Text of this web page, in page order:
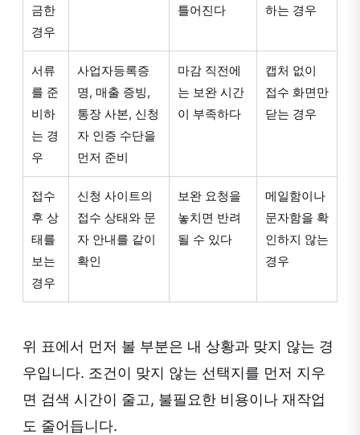
금한
경우
틀어진다
하는 경우
서류
를 준
비하
는 경
우
사업자등록증
명, 매출 증빙,
통장 사본, 신청
자 인증 수단을
먼저 준비
마감 직전에
는 보완 시간
이 부족하다
캡처 없이
접수 화면만
닫는 경우
접수
후 상
태를
보는
경우
신청 사이트의
접수 상태와 문
자 안내를 같이
확인
보완 요청을
놓치면 반려
될 수 있다
메일함이나
문자함을 확
인하지 않는
경우
위 표에서 먼저 볼 부분은 내 상황과 맞지 않는 경
우입니다. 조건이 맞지 않는 선택지를 먼저 지우
면 검색 시간이 줄고, 불필요한 비용이나 재작업
도 줄어듭니다.